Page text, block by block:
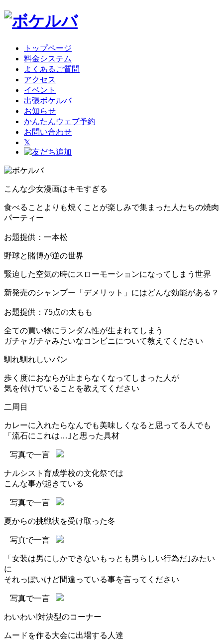
トップページ
料金システム
よくあるご質問
アクセス
イベント
出張ボケルバ
お知らせ
かんたんウェブ予約
お問い合わせ
𝕏
こんな少女漫画はキモすぎる
食べることよりも焼くことが楽しみで集まった人たちの焼肉
パーティー
お題提供：一本松
野球と賭博が逆の世界
緊迫した空気の時にスローモーションになってしまう世界
新発売のシャンプー「デメリット」にはどんな効能がある？
お題提供：75点の太もも
全ての買い物にランダム性が生まれてしまう
ガチャガチャみたいなコンビニについて教えてください
馴れ馴れしいパン
歩く度におならが止まらなくなってしまった人が
気を付けていることを教えてください
二周目
カレーに入れたらなんでも美味しくなると思ってる人でも
「流石にこれは…｣と思った具材
写真で一言
ナルシスト育成学校の文化祭では
こんな事が起きている
写真で一言
夏からの挑戦状を受け取った冬
写真で一言
「女装は男にしかできないもっとも男らしい行為だ｣みたい
に
それっぽいけど間違っている事を言ってください
写真で一言
わいわい!対決型のコーナー
ムードを作る大会に出場する人達